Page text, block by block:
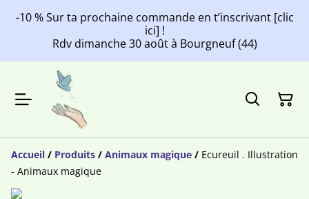
-10 % Sur ta prochaine commande en t’inscrivant [clic
ici] !
Rdv dimanche 30 août à Bourgneuf (44)
Accueil / Produits / Animaux magique / Ecureuil . Illustration
- Animaux magique